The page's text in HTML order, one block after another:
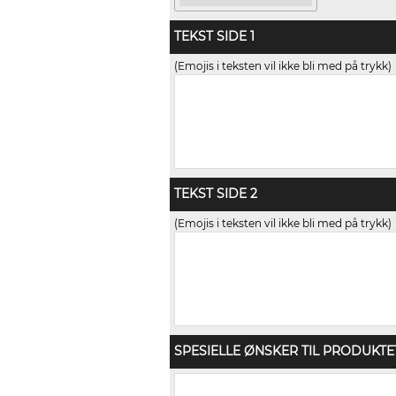
TEKST SIDE 1
(Emojis i teksten vil ikke bli med på trykk)
TEKST SIDE 2
(Emojis i teksten vil ikke bli med på trykk)
SPESIELLE ØNSKER TIL